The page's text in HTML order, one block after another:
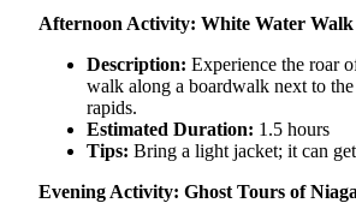
Afternoon Activity: White Water Walk
Description: Experience the roar
walk along a boardwalk next to
rapids.
Estimated Duration: 1.5 hours
Tips: Bring a light jacket; it can
Evening Activity: Ghost Tours of